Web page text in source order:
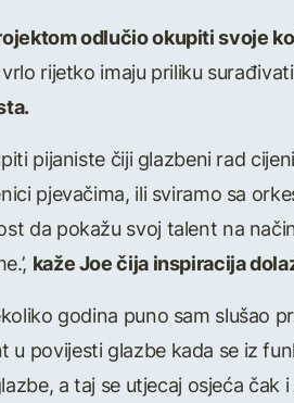
odlučio okupiti svoje
rijetko imaju priliku
pijaniste čiji glazbeni rad
pjevačima, ili sviramo sa
da pokažu svoj talent na
kaže Joe čija inspiracija
godina puno sam slušao
u povijesti glazbe kada se iz
a taj se utjecaj osjeća